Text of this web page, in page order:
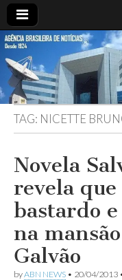
ABN
DE
DESDE
1924
TAG: NICETTE
Novela
revela que
bastardo
na
Galvão
byABN NEWS • 20/04/2013